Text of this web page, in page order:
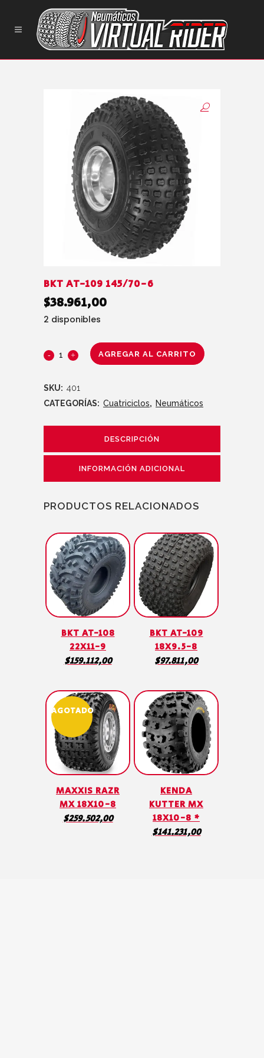
BKT AT-109 145/70-6
$38.961,00
2 disponibles
AGREGAR AL CARRITO
SKU: 401
CATEGORÍAS: Cuatriciclos, Neumáticos
DESCRIPCIÓN
INFORMACIÓN ADICIONAL
PRODUCTOS RELACIONADOS
BKT AT-108
22X11-9
$159.112,00
BKT AT-109
18X9.5-8
$97.811,00
AGOTADO
MAXXIS RAZR
MX 18X10-8
$259.502,00
KENDA
KUTTER MX
18X10-8 *
$141.231,00